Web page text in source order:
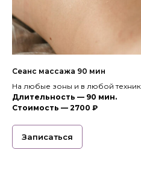
Сеанс массажа 90 мин
На любые зоны и в любой
Длительность — 90 мин.
Стоимость — 2700 ₽
Записаться